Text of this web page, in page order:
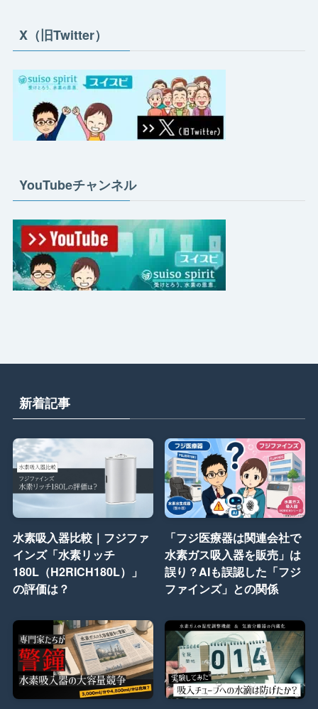
X（旧Twitter）
YouTubeチャンネル
新着記事
水素吸入器比較｜フジファ
インズ「水素リッチ
180L（H2RICH180L）」
の評価は？
「フジ医療器は関連会社で
水素ガス吸入器を販売」は
誤り？AIも誤認した「フジ
ファインズ」との関係